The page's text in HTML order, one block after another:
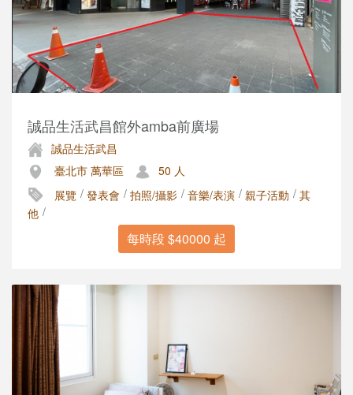
誠品生活武昌館外amba前廣場
誠品生活武昌
臺北市 萬華區
50 人
展覽 / 發表會 / 拍照/攝影 / 音樂/表演 / 親子活動 / 其
他 /
每時段 $40000 起